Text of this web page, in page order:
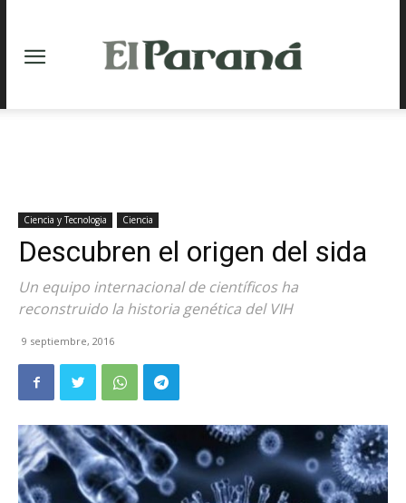
Ciencia y Tecnologia Ciencia
Descubren el origen del sida
Un equipo internacional de científicos ha
reconstruido la historia genética del VIH
9 septiembre, 2016